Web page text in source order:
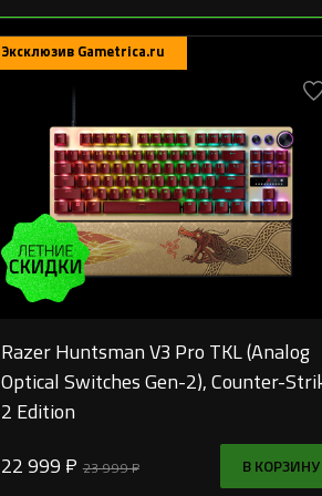
Эксклюзив Gametrica.ru
Razer Huntsman V3 Pro TKL (Analog
Optical Switches Gen-2), Counter-
2 Edition
22 999 ₽ 23 999 ₽ В КОРЗИНУ